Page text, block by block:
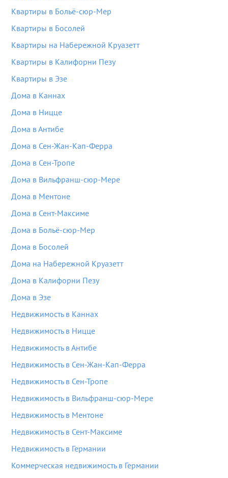
Квартиры в Больё-сюр-Мер
Квартиры в Босолей
Квартиры на Набережной Круазетт
Квартиры в Калифорни Пезу
Квартиры в Эзе
Дома в Каннах
Дома в Ницце
Дома в Антибе
Дома в Сен-Жан-Кап-Ферра
Дома в Сен-Тропе
Дома в Вильфранш-сюр-Мере
Дома в Ментоне
Дома в Сент-Максиме
Дома в Больё-сюр-Мер
Дома в Босолей
Дома на Набережной Круазетт
Дома в Калифорни Пезу
Дома в Эзе
Недвижимость в Каннах
Недвижимость в Ницце
Недвижимость в Антибе
Недвижимость в Сен-Жан-Кап-Ферра
Недвижимость в Сен-Тропе
Недвижимость в Вильфранш-сюр-Мере
Недвижимость в Ментоне
Недвижимость в Сент-Максиме
Недвижимость в Германии
Коммерческая недвижимость в Германии